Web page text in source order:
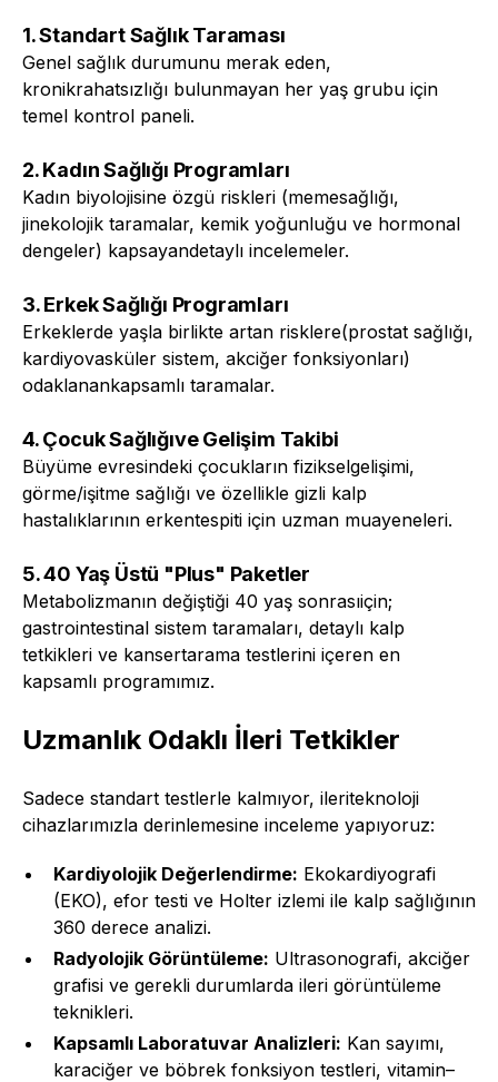
1. Standart Sağlık Taraması
Genel sağlık durumunu merak eden,
kronikrahatsızlığı bulunmayan her yaş grubu için
temel kontrol paneli.
2. Kadın Sağlığı Programları
Kadın biyolojisine özgü riskleri (memesağlığı,
jinekolojik taramalar, kemik yoğunluğu ve hormonal
dengeler) kapsayandetaylı incelemeler.
3. Erkek Sağlığı Programları
Erkeklerde yaşla birlikte artan risklere(prostat sağlığı,
kardiyovasküler sistem, akciğer fonksiyonları)
odaklanankapsamlı taramalar.
4. Çocuk Sağlığıve Gelişim Takibi
Büyüme evresindeki çocukların fizikselgelişimi,
görme/işitme sağlığı ve özellikle gizli kalp
hastalıklarının erkentespiti için uzman muayeneleri.
5. 40 Yaş Üstü "Plus" Paketler
Metabolizmanın değiştiği 40 yaş sonrasıiçin;
gastrointestinal sistem taramaları, detaylı kalp
tetkikleri ve kansertarama testlerini içeren en
kapsamlı programımız.
Uzmanlık Odaklı İleri Tetkikler
Sadece standart testlerle kalmıyor, ileriteknoloji
cihazlarımızla derinlemesine inceleme yapıyoruz:
Kardiyolojik Değerlendirme: Ekokardiyografi
(EKO), efor testi ve Holter izlemi ile kalp sağlığının
360 derece analizi.
Radyolojik Görüntüleme: Ultrasonografi, akciğer
grafisi ve gerekli durumlarda ileri görüntüleme
teknikleri.
Kapsamlı Laboratuvar Analizleri: Kan sayımı,
karaciğer ve böbrek fonksiyon testleri, vitamin–